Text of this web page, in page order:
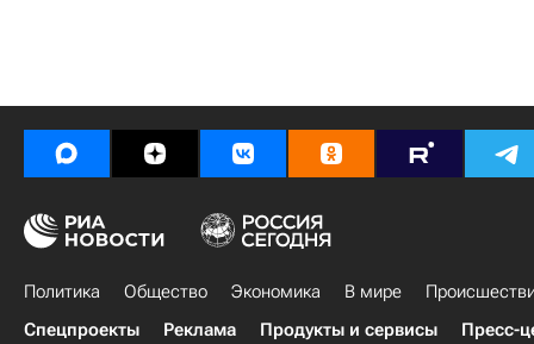
Политика Общество Экономика В мире
Спецпроекты
Реклама Продукты и сервисы Пресс-